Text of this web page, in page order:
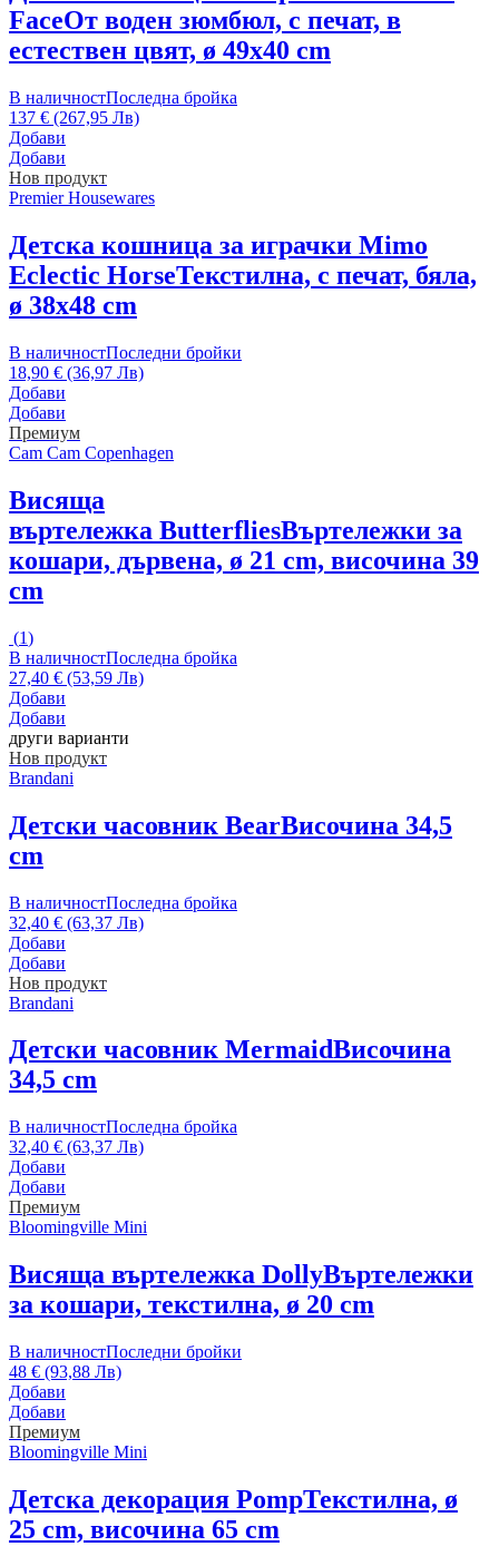
FaceОт воден зюмбюл, с печат, в
естествен цвят, ø 49x40 cm
В наличностПоследна бройка
137 € (267,95 Лв)
Добави
Добави
Нов продукт
Premier Housewares
Детска кошница за играчки Mimo
Eclectic HorseТекстилна, с печат, бяла,
ø 38x48 cm
В наличностПоследни бройки
18,90 € (36,97 Лв)
Добави
Добави
Премиум
Cam Cam Copenhagen
Висяща
въртележка ButterfliesВъртележки за
кошари, дървена, ø 21 cm, височина 39
cm
(1)
В наличностПоследна бройка
27,40 € (53,59 Лв)
Добави
Добави
други варианти
Нов продукт
Brandani
Детски часовник BearВисочина 34,5
cm
В наличностПоследна бройка
32,40 € (63,37 Лв)
Добави
Добави
Нов продукт
Brandani
Детски часовник MermaidВисочина
34,5 cm
В наличностПоследна бройка
32,40 € (63,37 Лв)
Добави
Добави
Премиум
Bloomingville Mini
Висяща въртележка DollyВъртележки
за кошари, текстилна, ø 20 cm
В наличностПоследни бройки
48 € (93,88 Лв)
Добави
Добави
Премиум
Bloomingville Mini
Детска декорация PompТекстилна, ø
25 cm, височина 65 cm